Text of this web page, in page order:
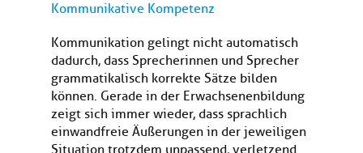
Kommunikative Kompetenz
Kommunikation gelingt nicht automatisch
dadurch, dass Sprecherinnen und Sprecher
grammatikalisch korrekte Sätze bilden
können. Gerade in der Erwachsenenbildung
zeigt sich immer wieder, dass sprachlich
einwandfreie Äußerungen in der jeweiligen